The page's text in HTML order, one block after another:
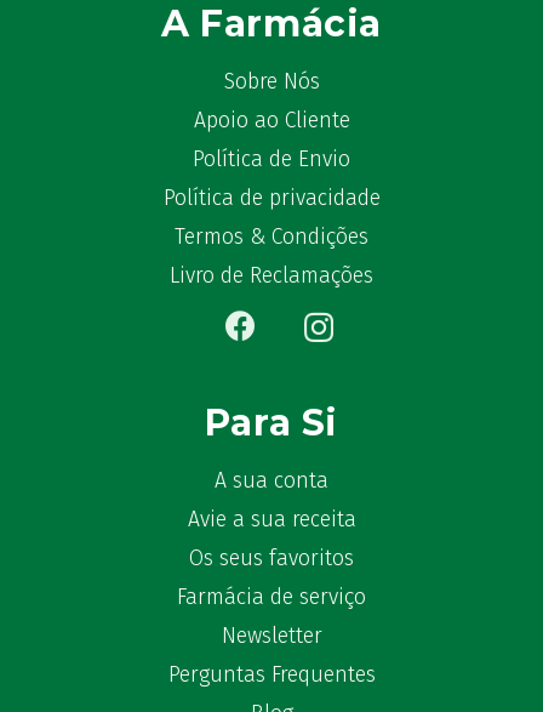
A Farmácia
Sobre Nós
Apoio ao Cliente
Política de Envio
Política de privacidade
Termos & Condições
Livro de Reclamações
Para Si
A sua conta
Avie a sua receita
Os seus favoritos
Farmácia de serviço
Newsletter
Perguntas Frequentes